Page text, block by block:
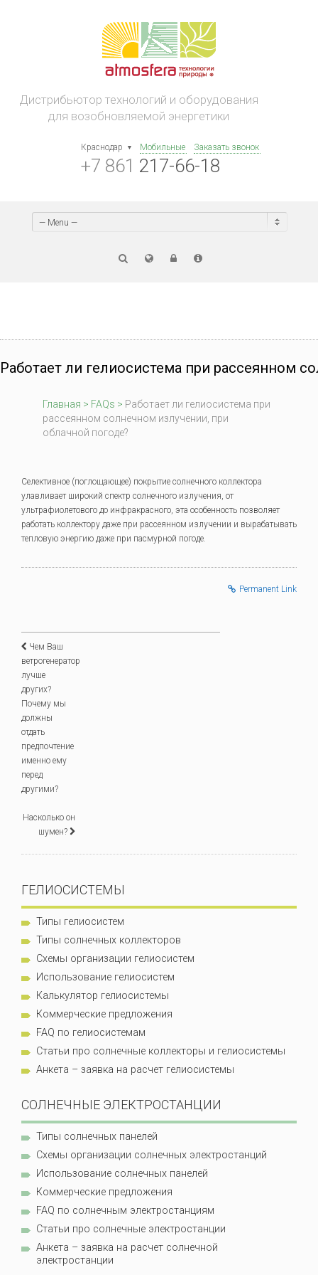
Дистрибьютор технологий и оборудования
для возобновляемой энергетики
Краснодар Мобильные Заказать звонок
+7 861 217-66-18
— Menu —
Работает ли гелиосистема при рассеянном
Главная > FAQs > Работает ли гелиосистема при
рассеянном солнечном излучении, при
облачной погоде?
Селективное (поглощающее) покрытие солнечного коллектора
улавливает широкий спектр солнечного излучения, от
ультрафиолетового до инфракрасного, эта особенность позволяет
работать коллектору даже при рассеянном излучении и вырабатывать
тепловую энергию даже при пасмурной погоде.
Permanent Link
Чем Ваш
ветрогенератор
лучше
других?
Почему мы
должны
отдать
предпочтение
именно ему
перед
другими?
Насколько он
шумен?
ГЕЛИОСИСТЕМЫ
Типы гелиосистем
Типы солнечных коллекторов
Схемы организации гелиосистем
Использование гелиосистем
Калькулятор гелиосистемы
Коммерческие предложения
FAQ по гелиосистемам
Статьи про солнечные коллекторы и гелиосистемы
Анкета – заявка на расчет гелиосистемы
СОЛНЕЧНЫЕ ЭЛЕКТРОСТАНЦИИ
Типы солнечных панелей
Схемы организации солнечных электростанций
Использование солнечных панелей
Коммерческие предложения
FAQ по солнечным электростанциям
Статьи про солнечные электростанции
Анкета – заявка на расчет солнечной
электростанции